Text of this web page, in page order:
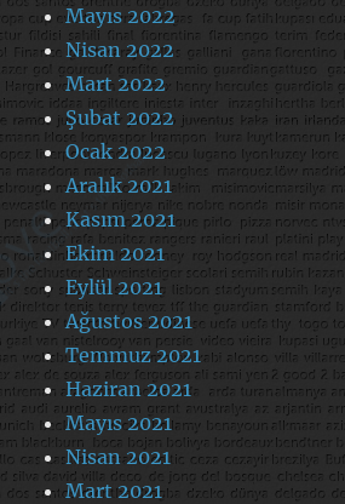
Mayıs 2022
Nisan 2022
Mart 2022
Şubat 2022
Ocak 2022
Aralık 2021
Kasım 2021
Ekim 2021
Eylül 2021
Ağustos 2021
Temmuz 2021
Haziran 2021
Mayıs 2021
Nisan 2021
Mart 2021